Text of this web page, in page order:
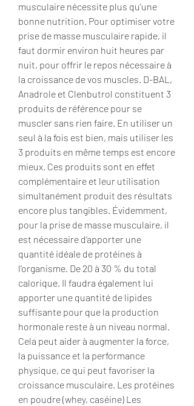
musculaire nécessite plus qu’une
bonne nutrition. Pour optimiser votre
prise de masse musculaire rapide, il
faut dormir environ huit heures par
nuit, pour offrir le repos nécessaire à
la croissance de vos muscles. D-BAL,
Anadrole et Clenbutrol constituent 3
produits de référence pour se
muscler sans rien faire. En utiliser un
seul à la fois est bien, mais utiliser les
3 produits en même temps est encore
mieux. Ces produits sont en effet
complémentaire et leur utilisation
simultanément produit des résultats
encore plus tangibles. Évidemment,
pour la prise de masse musculaire, il
est nécessaire d’apporter une
quantité idéale de protéines à
l’organisme. De 20 à 30 % du total
calorique. Il faudra également lui
apporter une quantité de lipides
suffisante pour que la production
hormonale reste à un niveau normal.
Cela peut aider à augmenter la force,
la puissance et la performance
physique, ce qui peut favoriser la
croissance musculaire. Les protéines
en poudre (whey, caséine) Les